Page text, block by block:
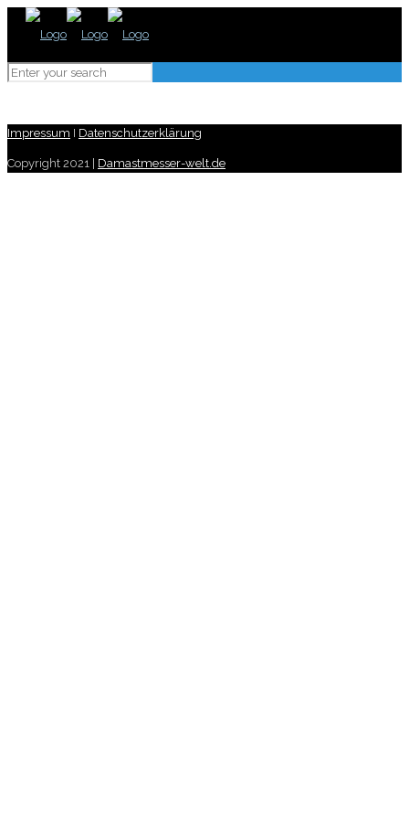
Impressum I Datenschutzerklärung
Copyright 2021 | Damastmesser-welt.de